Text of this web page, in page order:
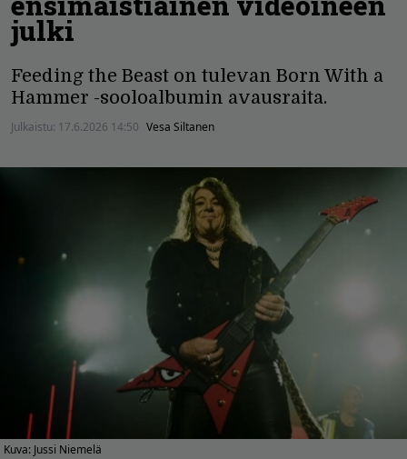
julki
Feeding the Beast on tulevan Born With a
Hammer -sooloalbumin avausraita.
Julkaistu: 17.6.2026 14:50 Vesa Siltanen
Kuva: Jussi Niemelä